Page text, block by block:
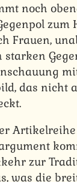
noch
zum
Frauen,
starken
das nicht
zur
was die